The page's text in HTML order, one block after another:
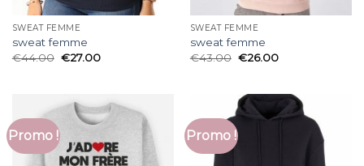
SWEAT FEMME
sweat femme
€44.00 €27.00
SWEAT FEMME
sweat femme
€43.00 €26.00
Promo ! Promo !